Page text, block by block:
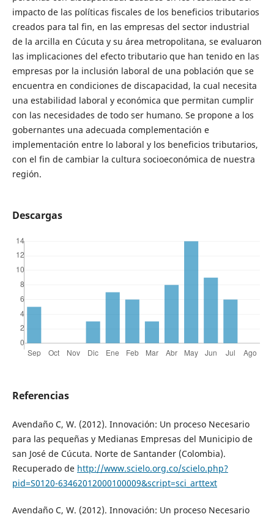
impacto de las políticas fiscales de los beneficios tributarios
creados para tal fin, en las empresas del sector industrial
de la arcilla en Cúcuta y su área metropolitana, se evaluaron
las implicaciones del efecto tributario que han tenido en las
empresas por la inclusión laboral de una población que se
encuentra en condiciones de discapacidad, la cual necesita
una estabilidad laboral y económica que permitan cumplir
con las necesidades de todo ser humano. Se propone a los
gobernantes una adecuada complementación e
implementación entre lo laboral y los beneficios tributarios,
con el fin de cambiar la cultura socioeconómica de nuestra
región.
Descargas
Referencias
Avendaño C, W. (2012). Innovación: Un proceso Necesario
para las pequeñas y Medianas Empresas del Municipio de
san José de Cúcuta. Norte de Santander (Colombia).
Recuperado de http://www.scielo.org.co/scielo.php?
pid=S0120-63462012000100009&script=sci_arttext
Avendaño C, W. (2012). Innovación: Un proceso Necesario